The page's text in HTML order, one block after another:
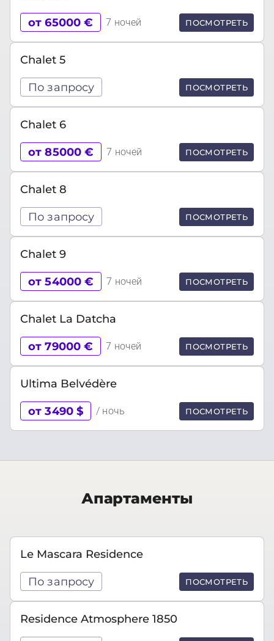
от 65000 € 7 ночей ПОСМОТРЕТЬ
Chalet 5
По запросу ПОСМОТРЕТЬ
Chalet 6
от 85000 € 7 ночей ПОСМОТРЕТЬ
Chalet 8
По запросу ПОСМОТРЕТЬ
Chalet 9
от 54000 € 7 ночей ПОСМОТРЕТЬ
Chalet La Datcha
от 79000 € 7 ночей ПОСМОТРЕТЬ
Ultima Belvédère
от 3490 $ / ночь ПОСМОТРЕТЬ
Апартаменты
Le Mascara Residence
По запросу ПОСМОТРЕТЬ
Residence Atmosphere 1850